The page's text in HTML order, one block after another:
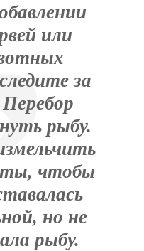
или
за
рыбу.
чтобы
но не
рыбу.